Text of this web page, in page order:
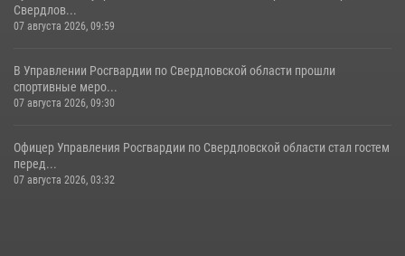
Свердлов...
07 августа 2026, 09:59
В Управлении Росгвардии по Свердловской области прошли
спортивные меро...
07 августа 2026, 09:30
Офицер Управления Росгвардии по Свердловской области стал гостем
перед...
07 августа 2026, 03:32